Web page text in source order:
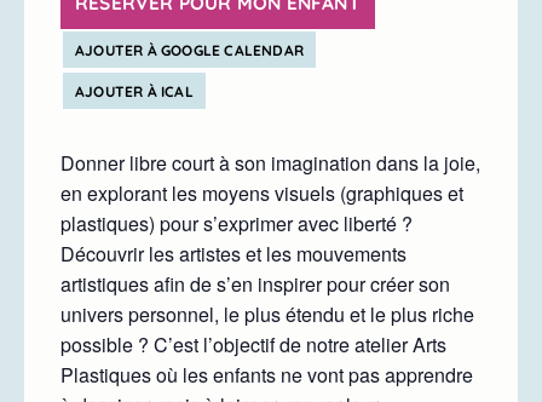
AJOUTER À GOOGLE CALENDAR
AJOUTER À ICAL
Donner libre court à son imagination dans la joie,
en explorant les moyens visuels (graphiques et
plastiques) pour s’exprimer avec liberté ?
Découvrir les artistes et les mouvements
artistiques afin de s’en inspirer pour créer son
univers personnel, le plus étendu et le plus riche
possible ? C’est l’objectif de notre atelier Arts
Plastiques où les enfants ne vont pas apprendre